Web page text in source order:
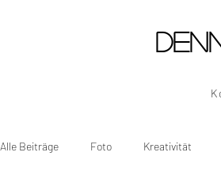
Alle Beiträge Foto Kreativität